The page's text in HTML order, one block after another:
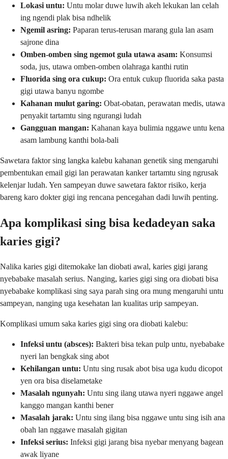
Lokasi untu: Untu molar duwe luwih akeh lekukan lan celah
ing ngendi plak bisa ndhelik
Ngemil asring: Paparan terus-terusan marang gula lan asam
sajrone dina
Omben-omben sing ngemot gula utawa asam: Konsumsi
soda, jus, utawa omben-omben olahraga kanthi rutin
Fluorida sing ora cukup: Ora entuk cukup fluorida saka pasta
gigi utawa banyu ngombe
Kahanan mulut garing: Obat-obatan, perawatan medis, utawa
penyakit tartamtu sing ngurangi ludah
Gangguan mangan: Kahanan kaya bulimia nggawe untu kena
asam lambung kanthi bola-bali
Sawetara faktor sing langka kalebu kahanan genetik sing mengaruhi
pembentukan email gigi lan perawatan kanker tartamtu sing ngrusak
kelenjar ludah. Yen sampeyan duwe sawetara faktor risiko, kerja
bareng karo dokter gigi ing rencana pencegahan dadi luwih penting.
Apa komplikasi sing bisa kedadeyan saka
karies gigi?
Nalika karies gigi ditemokake lan diobati awal, karies gigi jarang
nyebabake masalah serius. Nanging, karies gigi sing ora diobati bisa
nyebabake komplikasi sing saya parah sing ora mung mengaruhi untu
sampeyan, nanging uga kesehatan lan kualitas urip sampeyan.
Komplikasi umum saka karies gigi sing ora diobati kalebu:
Infeksi untu (absces): Bakteri bisa tekan pulp untu, nyebabake
nyeri lan bengkak sing abot
Kehilangan untu: Untu sing rusak abot bisa uga kudu dicopot
yen ora bisa diselametake
Masalah ngunyah: Untu sing ilang utawa nyeri nggawe angel
kanggo mangan kanthi bener
Masalah jarak: Untu sing ilang bisa nggawe untu sing isih ana
obah lan nggawe masalah gigitan
Infeksi serius: Infeksi gigi jarang bisa nyebar menyang bagean
awak liyane